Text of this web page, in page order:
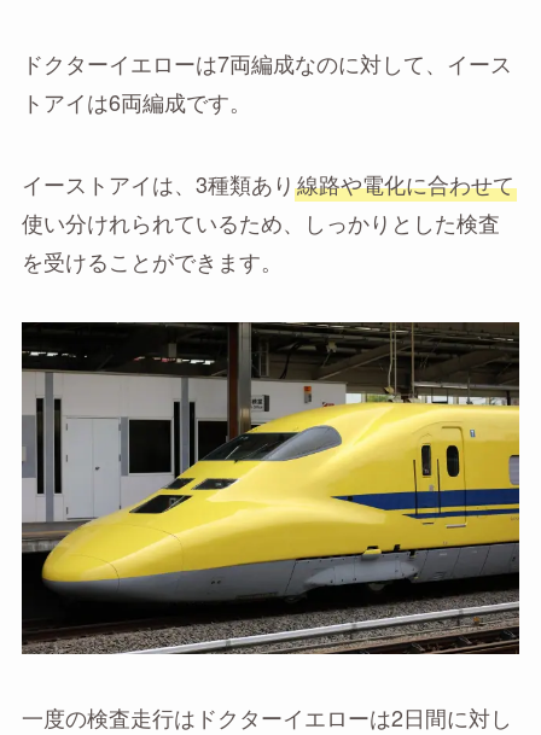
ドクターイエローは7両編成なのに対して、イース
トアイは6両編成です。
イーストアイは、3種類あり 線路や電化に合わせて
使い分けれられているため、しっかりとした検査
を受けることができます。
一度の検査走行はドクターイエローは2日間に対し